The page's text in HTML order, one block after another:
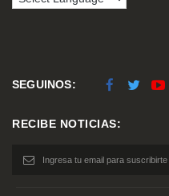
SEGUINOS:
RECIBE NOTICIAS: